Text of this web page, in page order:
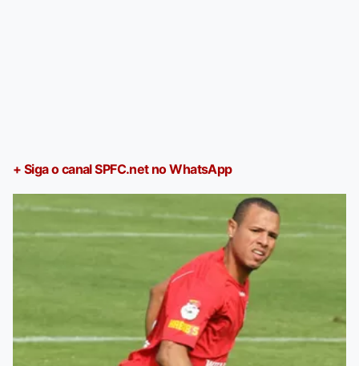
+ Siga o canal SPFC.net no WhatsApp